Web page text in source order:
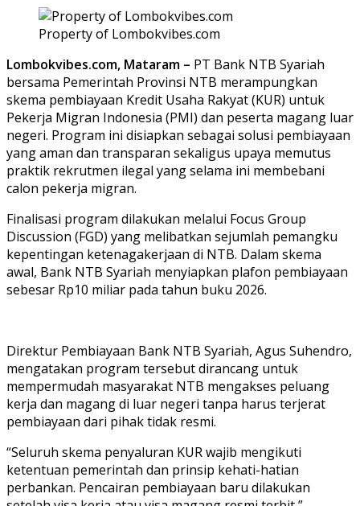
Property of Lombokvibes.com
Lombokvibes.com, Mataram – PT Bank NTB Syariah
bersama Pemerintah Provinsi NTB merampungkan
skema pembiayaan Kredit Usaha Rakyat (KUR) untuk
Pekerja Migran Indonesia (PMI) dan peserta magang luar
negeri. Program ini disiapkan sebagai solusi pembiayaan
yang aman dan transparan sekaligus upaya memutus
praktik rekrutmen ilegal yang selama ini membebani
calon pekerja migran.
Finalisasi program dilakukan melalui Focus Group
Discussion (FGD) yang melibatkan sejumlah pemangku
kepentingan ketenagakerjaan di NTB. Dalam skema
awal, Bank NTB Syariah menyiapkan plafon pembiayaan
sebesar Rp10 miliar pada tahun buku 2026.
Direktur Pembiayaan Bank NTB Syariah, Agus Suhendro,
mengatakan program tersebut dirancang untuk
mempermudah masyarakat NTB mengakses peluang
kerja dan magang di luar negeri tanpa harus terjerat
pembiayaan dari pihak tidak resmi.
“Seluruh skema penyaluran KUR wajib mengikuti
ketentuan pemerintah dan prinsip kehati-hatian
perbankan. Pencairan pembiayaan baru dilakukan